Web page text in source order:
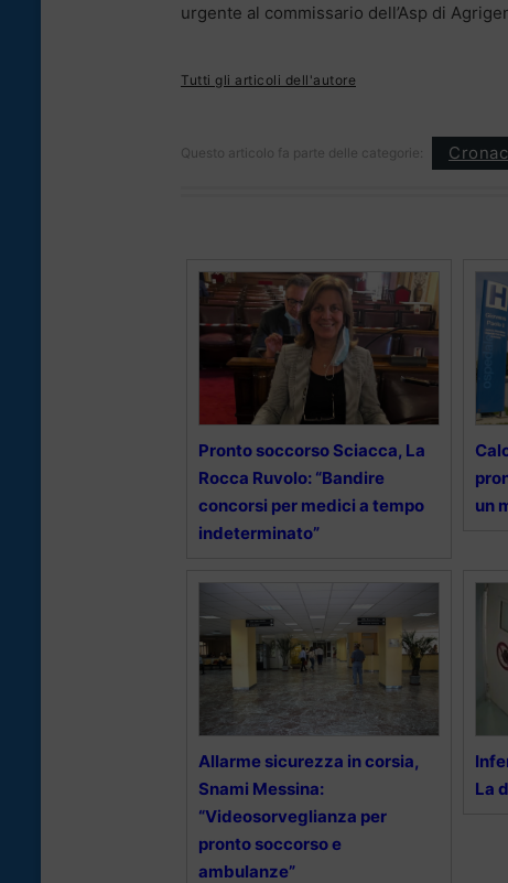
urgente al commissario dell’Asp di
Tutti gli articoli dell'autore
Questo articolo fa parte delle categorie:
Pronto soccorso Sciacca, La
Rocca Ruvolo: “Bandire
concorsi per medici a tempo
indeterminato”
un
Allarme sicurezza in corsia,
Snami Messina:
“Videosorveglianza per
pronto soccorso e
ambulanze”
La